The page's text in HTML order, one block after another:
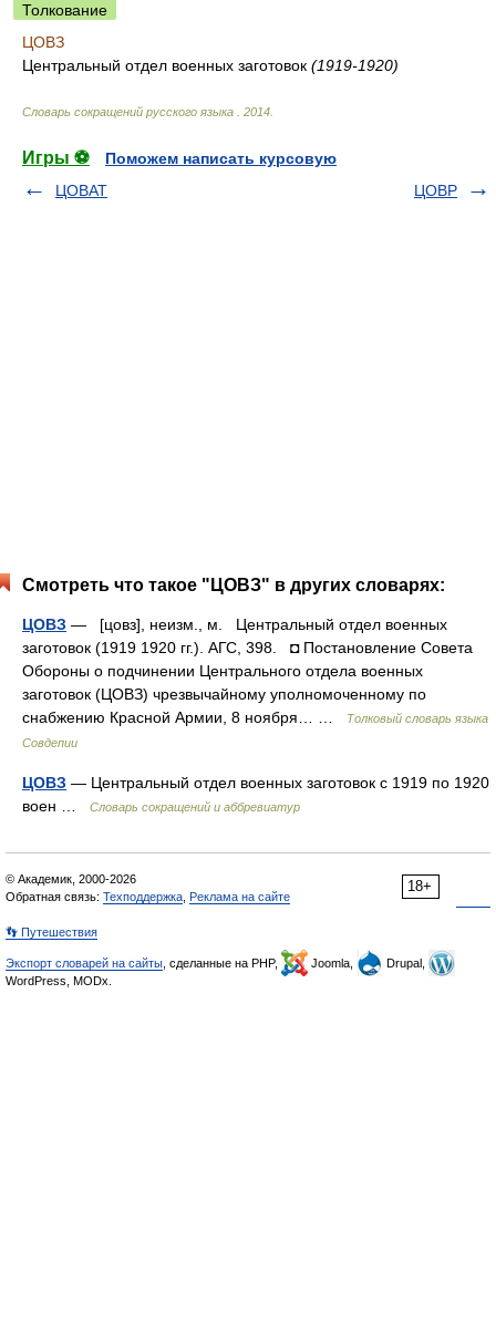
Толкование
ЦОВЗ
Центральный отдел военных заготовок (1919-1920)
Словарь сокращений русского языка 2014
Игры ⚽
Поможем написать курсовую
ЦОВАТ
ЦОВР
Смотреть что такое "ЦОВЗ" в других словарях:
ЦОВЗ — [цовз], неизм., м. Центральный отдел военных
заготовок (1919 1920 гг.). АГС, 398. ◘ Постановление Совета
Обороны о подчинении Центрального отдела военных
заготовок (ЦОВЗ) чрезвычайному уполномоченному по
снабжению Красной Армии, 8 ноября… …
Толковый словарь языка
Совдепии
ЦОВЗ — Центральный отдел военных заготовок с 1919 по 1920
воен …
Словарь сокращений и аббревиатур
18+
© Академик, 2000-2026
Обратная связь: Техподдержка Реклама на сайте
👣 Путешествия
Экспорт словарей на сайты , сделанные на PHP, Joomla,
Drupal,
WordPress, MODx.